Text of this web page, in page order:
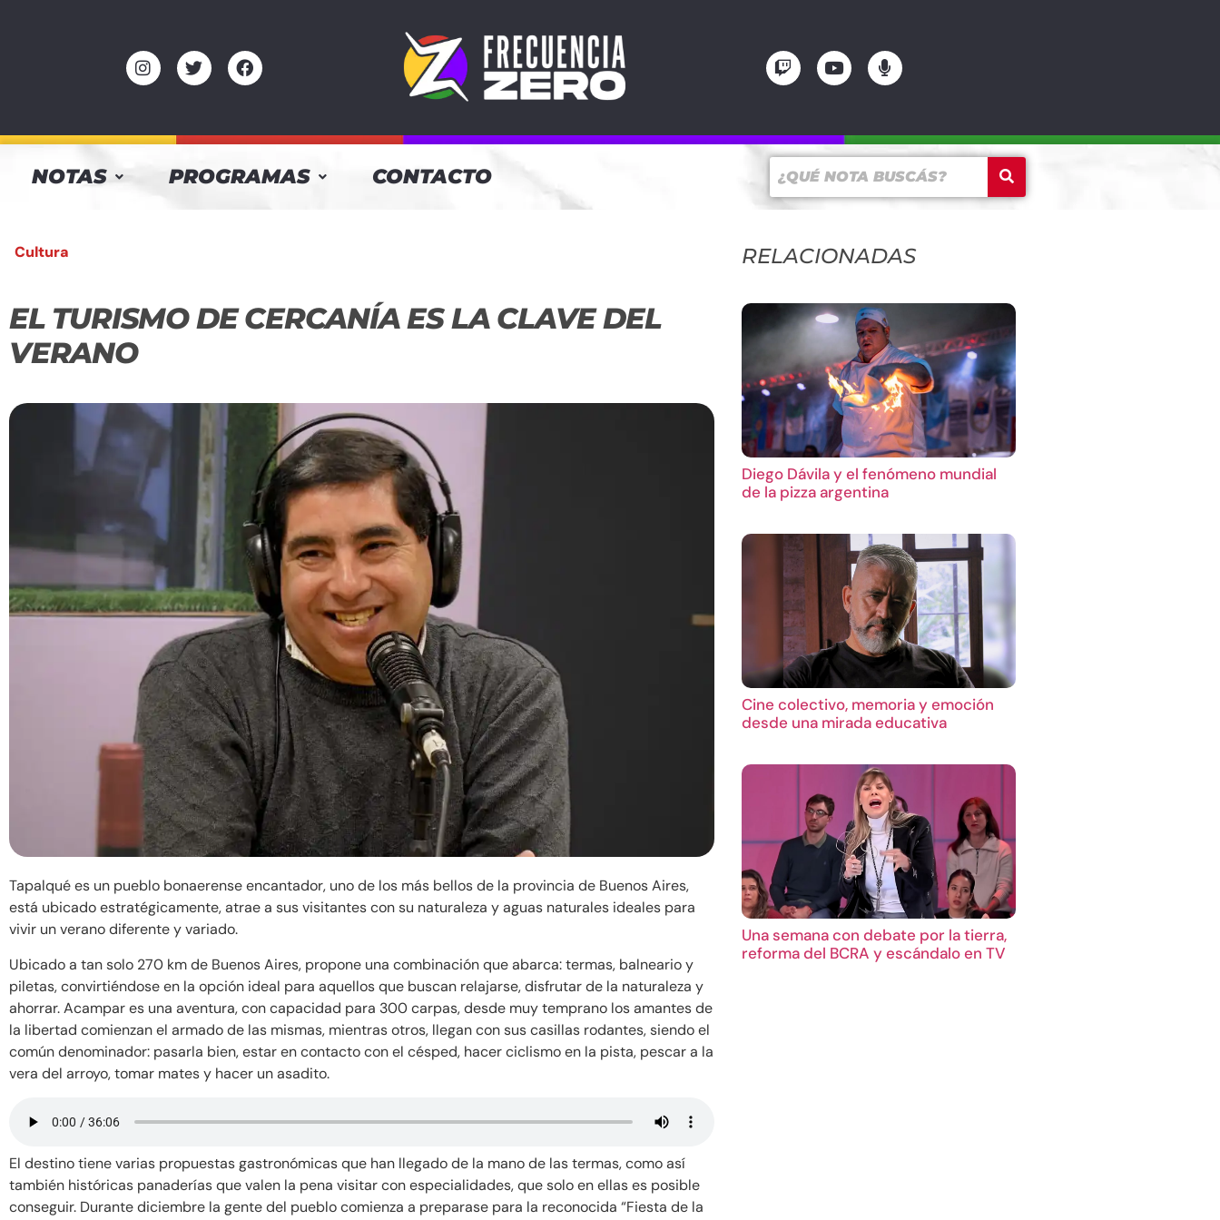
NOTAS PROGRAMAS CONTACTO
Cultura
EL TURISMO DE CERCANÍA ES LA CLAVE DEL
VERANO
Tapalqué es un pueblo bonaerense encantador, uno de los más bellos de la provincia de Buenos Aires,
está ubicado estratégicamente, atrae a sus visitantes con su naturaleza y aguas naturales ideales para
vivir un verano diferente y variado.
Ubicado a tan solo 270 km de Buenos Aires, propone una combinación que abarca: termas, balneario y
piletas, convirtiéndose en la opción ideal para aquellos que buscan relajarse, disfrutar de la naturaleza y
ahorrar. Acampar es una aventura, con capacidad para 300 carpas, desde muy temprano los amantes de
la libertad comienzan el armado de las mismas, mientras otros, llegan con sus casillas rodantes, siendo el
común denominador: pasarla bien, estar en contacto con el césped, hacer ciclismo en la pista, pescar a la
vera del arroyo, tomar mates y hacer un asadito.
El destino tiene varias propuestas gastronómicas que han llegado de la mano de las termas, como así
también históricas panaderías que valen la pena visitar con especialidades, que solo en ellas es posible
conseguir. Durante diciembre la gente del pueblo comienza a preparase para la reconocida “Fiesta de la
RELACIONADAS
Diego Dávila y el fenómeno mundial
de la pizza argentina
Cine colectivo, memoria y emoción
desde una mirada educativa
Una semana con debate por la tierra,
reforma del BCRA y escándalo en TV